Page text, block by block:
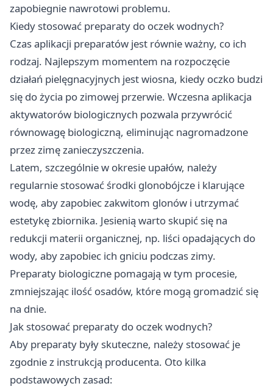
zapobiegnie nawrotowi problemu.
Kiedy stosować preparaty do oczek wodnych?
Czas aplikacji preparatów jest równie ważny, co ich
rodzaj. Najlepszym momentem na rozpoczęcie
działań pielęgnacyjnych jest wiosna, kiedy oczko budzi
się do życia po zimowej przerwie. Wczesna aplikacja
aktywatorów biologicznych pozwala przywrócić
równowagę biologiczną, eliminując nagromadzone
przez zimę zanieczyszczenia.
Latem, szczególnie w okresie upałów, należy
regularnie stosować środki glonobójcze i klarujące
wodę, aby zapobiec zakwitom glonów i utrzymać
estetykę zbiornika. Jesienią warto skupić się na
redukcji materii organicznej, np. liści opadających do
wody, aby zapobiec ich gniciu podczas zimy.
Preparaty biologiczne pomagają w tym procesie,
zmniejszając ilość osadów, które mogą gromadzić się
na dnie.
Jak stosować preparaty do oczek wodnych?
Aby preparaty były skuteczne, należy stosować je
zgodnie z instrukcją producenta. Oto kilka
podstawowych zasad: